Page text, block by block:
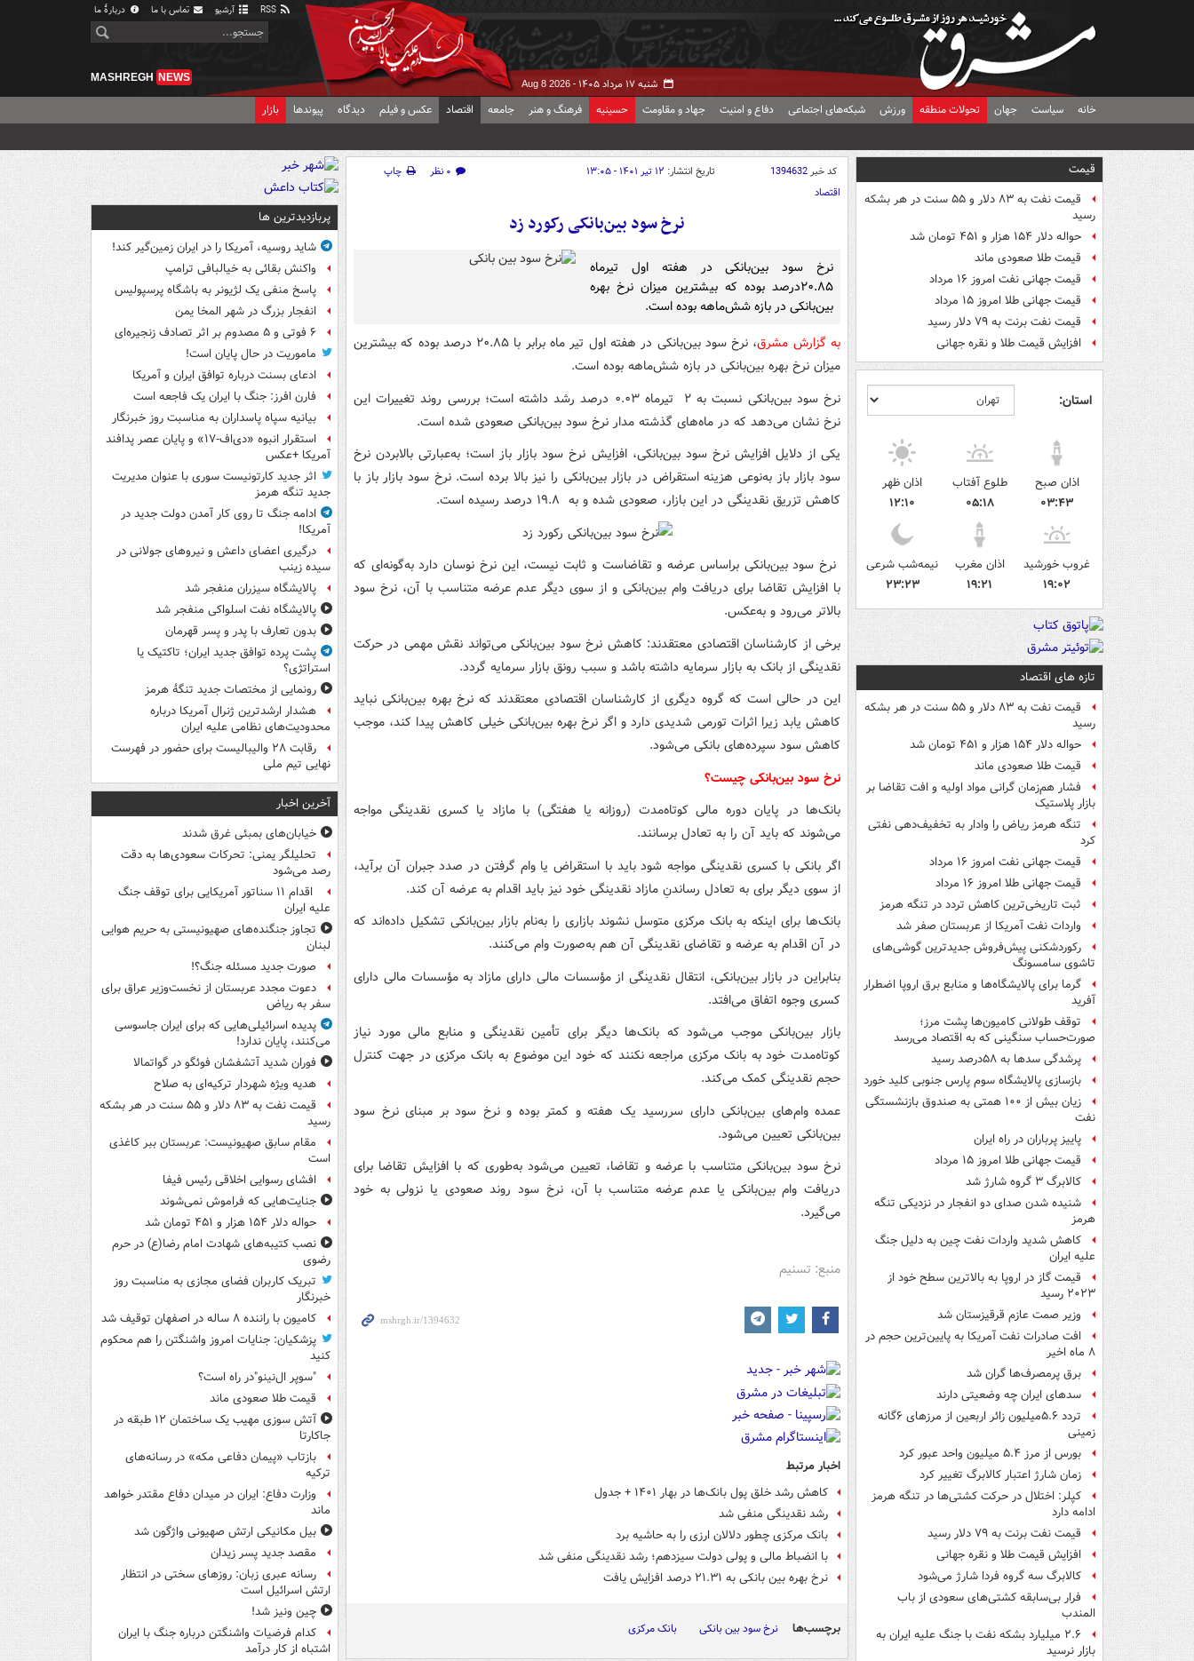
آرشیو تماس با ما دربارهٔ ما
شنبه ۱۷ مرداد ۱۴۰۵ - Aug 8 2026
MASHREGH NEWS
خانه سیاست جهان تحولات منطقه ورزش شبکه‌های اجتماعی دفاع و امنیت جهاد و مقاومت حسینیه فرهنگ و هنر جامعه اقتصاد عکس و فیلم دیدگاه پیوندها بازار
قیمت
قیمت نفت به ۸۳ دلار و ۵۵ سنت در هر بشکه
رسید
حواله دلار ۱۵۴ هزار و ۴۵۱ تومان شد
قیمت طلا صعودی ماند
قیمت جهانی نفت امروز ۱۶ مرداد
قیمت جهانی طلا امروز ۱۵ مرداد
قیمت نفت برنت به ۷۹ دلار رسید
افزایش قیمت طلا و نقره جهانی
استان:
اذان صبح
۰۳:۴۳
طلوع آفتاب
۰۵:۱۸
اذان ظهر
۱۲:۱۰
غروب خورشید
۱۹:۰۲
اذان مغرب
۱۹:۲۱
نیمه‌شب شرعی
۲۳:۲۳
تازه های اقتصاد
قیمت نفت به ۸۳ دلار و ۵۵ سنت در هر بشکه
رسید
حواله دلار ۱۵۴ هزار و ۴۵۱ تومان شد
قیمت طلا صعودی ماند
فشار هم‌زمان گرانی مواد اولیه و افت تقاضا بر
بازار پلاستیک
تنگه هرمز ریاض را وادار به تخفیف‌دهی نفتی
کرد
قیمت جهانی نفت امروز ۱۶ مرداد
قیمت جهانی طلا امروز ۱۶ مرداد
ثبت تاریخی‌ترین کاهش تردد در تنگه هرمز
واردات نفت آمریکا از عربستان صفر شد
رکوردشکنی پیش‌فروش جدیدترین گوشی‌های
تاشوی سامسونگ
گرما برای پالایشگاه‌ها و منابع برق اروپا اضطرار
آفرید
توقف طولانی کامیون‌ها پشت مرز؛
صورت‌حساب سنگینی که به اقتصاد می‌رسد
پرشدگی سدها به ۵۸درصد رسید
بازسازی پالایشگاه سوم پارس جنوبی کلید خورد
زیان بیش از ۱۰۰ همتی به صندوق‌ بازنشستگی
نفت
پاییز پرباران در راه ایران
قیمت جهانی طلا امروز ۱۵ مرداد
کالابرگ ۳ گروه شارژ شد
شنیده شدن صدای دو انفجار در نزدیکی تنگه
هرمز
کاهش شدید واردات نفت چین به دلیل جنگ
علیه ایران
قیمت گاز در اروپا به بالاترین سطح خود از
۲۰۲۳ رسید
وزیر صمت عازم قرقیزستان شد
افت صادرات نفت آمریکا به پایین‌ترین حجم در
۸ ماه اخیر
برق پرمصرف‌ها گران شد
سدهای ایران چه وضعیتی دارند
تردد ۵.۶میلیون زائر اربعین از مرزهای ۶گانه
زمینی
بورس از مرز ۵.۴ میلیون واحد عبور کرد
زمان شارژ اعتبار کالابرگ تغییر کرد
کپلر: اختلال در حرکت کشتی‌ها در تنگه هرمز
ادامه دارد
قیمت نفت برنت به ۷۹ دلار رسید
افزایش قیمت طلا و نقره جهانی
کالابرگ سه گروه فردا شارژ می‌شود
فرار بی‌سابقه کشتی‌های سعودی از باب
المندب
۲.۶ میلیارد بشکه نفت با جنگ علیه ایران به
بازار نرسید
کد خبر1394632 تاریخ انتشار: ۱۲ تیر ۱۴۰۱ - ۱۳:۰۵ ۰ نظر
چاپ
اقتصاد
نرخ سود بین‌بانکی رکورد زد
نرخ سود بین‌بانکی در هفته اول تیرماه
۲۰.۸۵درصد بوده که بیشترین میزان نرخ بهره
بین‌بانکی در بازه شش‌ماهه بوده است.
به گزارش مشرق
، نرخ سود بین‌بانکی در هفته اول تیر ماه برابر با ۲۰.۸۵ درصد بوده که بیشترین
میزان نرخ بهره بین‌بانکی در بازه شش‌ماهه بوده است.
نرخ سود بین‌بانکی نسبت به ۲ تیرماه ۰.۰۳ درصد رشد داشته است؛ بررسی روند تغییرات این
نرخ نشان می‌دهد که در ماه‌های گذشته مدار نرخ سود بین‌بانکی صعودی شده است.
یکی از دلایل افزایش نرخ سود بین‌بانکی، افزایش نرخ سود بازار باز است؛ به‌عبارتی بالابردن نرخ
سود بازار باز به‌نوعی هزینه استقراض در بازار بین‌بانکی را نیز بالا برده است. نرخ سود بازار باز با
کاهش تزریق نقدینگی در این بازار، صعودی شده و به ۱۹.۸ درصد رسیده است.
نرخ سود بین‌بانکی براساس عرضه و تقاضاست و ثابت نیست، این نرخ نوسان دارد به‌گونه‌ای که
با افزایش تقاضا برای دریافت وام بین‌بانکی و از سوی دیگر عدم عرضه متناسب با آن، نرخ سود
بالاتر می‌رود و به‌عکس.
برخی از کارشناسان اقتصادی معتقدند: کاهش نرخ سود بین‌بانکی می‌تواند نقش مهمی در حرکت
نقدینگی از بانک به بازار سرمایه داشته باشد و سبب رونق بازار سرمایه گردد.
این در حالی است که گروه دیگری از کارشناسان اقتصادی معتقدند که نرخ بهره بین‌بانکی نباید
کاهش یابد زیرا اثرات تورمی شدیدی دارد و اگر نرخ بهره بین‌بانکی خیلی کاهش پیدا کند، موجب
کاهش سود سپرده‌های بانکی می‌شود.
نرخ سود بین‌بانکی چیست؟
بانک‌ها در پایان دوره مالی کوتاه‌مدت (روزانه یا هفتگی) با مازاد یا کسری نقدینگی مواجه
می‌شوند که باید آن را به تعادل برسانند.
اگر بانکی با کسری نقدینگی مواجه شود باید با استقراض یا وام گرفتن در صدد جبران آن برآید،
از سوی دیگر برای به تعادل رساندنِ مازاد نقدینگی خود نیز باید اقدام به عرضه آن کند.
بانک‌ها برای اینکه به بانک مرکزی متوسل نشوند بازاری را به‌نام بازار بین‌بانکی تشکیل داده‌اند که
در آن اقدام به عرضه و تقاضای نقدینگی آن هم به‌صورت وام می‌کنند.
بنابراین در بازار بین‌بانکی، انتقال نقدینگی از مؤسسات مالی دارای مازاد به مؤسسات مالی دارای
کسری وجوه اتفاق می‌افتد.
بازار بین‌بانکی موجب می‌شود که بانک‌ها دیگر برای تأمین نقدینگی و منابع مالی مورد نیاز
کوتاه‌مدت خود به بانک مرکزی مراجعه نکنند که خود این موضوع به بانک مرکزی در جهت کنترل
حجم نقدینگی کمک می‌کند.
عمده وام‌های بین‌بانکی دارای سررسید یک هفته و کمتر بوده و نرخ سود بر مبنای نرخ سود
بین‌بانکی تعیین می‌شود.
نرخ سود بین‌بانکی متناسب با عرضه و تقاضا، تعیین می‌شود به‌طوری که با افزایش تقاضا برای
دریافت وام بین‌بانکی یا عدم عرضه متناسب با آن، نرخ سود روند صعودی یا نزولی به خود
می‌گیرد.
منبع: تسنیم
اخبار مرتبط
کاهش رشد خلق پول بانک‌ها در بهار ۱۴۰۱ + جدول
رشد نقدینگی منفی شد
بانک مرکزی چطور دلالان ارزی را به حاشیه برد
با انضباط مالی و پولی دولت سیزدهم؛ رشد ‎نقدینگی منفی شد
نرخ بهره بین بانکی به ۲۱.۳۱ درصد افزایش یافت
برچسب‌ها نرخ سود بین بانکی بانک مرکزی
پربازدیدترین ها
شاید روسیه، آمریکا را در ایران زمین‌گیر کند!
واکنش بقائی به خیالبافی ترامپ
پاسخ منفی یک لژیونر به باشگاه پرسپولیس
انفجار بزرگ در شهر المخا یمن
۶ فوتی و ۵ مصدوم بر اثر تصادف زنجیره‌ای
ماموریت در حال پایان است!
ادعای بسنت درباره توافق ایران و آمریکا
فارن افرز: جنگ با ایران یک فاجعه است
بیانیه سپاه پاسداران به مناسبت روز خبرنگار
استقرار انبوه «دی‌اف‑۱۷» و پایان عصر پدافند
آمریکا +عکس
اثر جدید کارتونیست سوری با عنوان مدیریت
جدید تنگه هرمز
ادامه جنگ تا روی کار آمدن دولت جدید در
آمریکا!
درگیری اعضای داعش و نیروهای جولانی در
سیده زینب
پالایشگاه سیزران منفجر شد
پالایشگاه نفت اسلواکی منفجر شد
بدون تعارف با پدر و پسر قهرمان
پشت پرده توافق جدید ایران؛ تاکتیک یا
استراتژی؟
رونمایی از مختصات جدید تنگۀ هرمز
هشدار ارشدترین ژنرال آمریکا درباره
محدودیت‌های نظامی علیه ایران
رقابت ۲۸ والیبالیست برای حضور در فهرست
نهایی تیم ملی
آخرین اخبار
خیابان‌های بمبئی غرق شدند
تحلیلگر یمنی: تحرکات سعودی‌ها به دقت
رصد می‌شود
اقدام ۱۱ سناتور آمریکایی برای توقف جنگ
علیه ایران
تجاوز جنگنده‌های صهیونیستی به حریم هوایی
لبنان
صورت جدید مسئله جنگ؟!
دعوت مجدد عربستان از نخست‌وزیر عراق برای
سفر به ریاض
پدیده اسرائیلی‌هایی که برای ایران جاسوسی
می‌کنند، پایان ندارد!
فوران شدید آتشفشان فوئگو در گواتمالا
هدیه ویژه شهردار ترکیه‌ای به صلاح
قیمت نفت به ۸۳ دلار و ۵۵ سنت در هر بشکه
رسید
مقام سابق صهیونیست: عربستان ببر کاغذی
است
افشای رسوایی اخلاقی رئیس فیفا
جنایت‌هایی که فراموش نمی‌شوند
حواله دلار ۱۵۴ هزار و ۴۵۱ تومان شد
نصب کتیبه‌های شهادت امام رضا(ع) در حرم
رضوی
تبریک کاربران فضای مجازی به مناسبت روز
خبرنگار
کامیون با راننده ۸ ساله در اصفهان توقیف شد
پزشکیان: جنایات امروز واشنگتن را هم محکوم
کنید
"سوپر ال‌نینو"در راه است؟
قیمت طلا صعودی ماند
آتش سوزی مهیب یک ساختمان ۱۲ طبقه در
جاکارتا
بازتاب «پیمان دفاعی مکه» در رسانه‌های
ترکیه
وزارت دفاع: ایران در میدان دفاع مقتدر خواهد
ماند
بیل مکانیکی ارتش صهیونی واژگون شد
مقصد جدید پسر زیدان
رسانه عبری زبان: روزهای سختی در انتظار
ارتش اسرائیل است
چین ونیز شد!
کدام فرضیات واشنگتن درباره جنگ با ایران
اشتباه از کار درآمد